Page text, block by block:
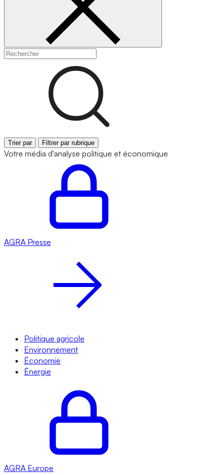
Trier par Filtrer par rubrique
Votre média d'analyse politique et économique
AGRA Presse
Politique agricole
Environnement
Économie
Énergie
AGRA Europe